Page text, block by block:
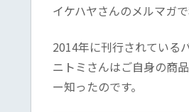
イケハヤさんのメルマガ
2014年に刊行されている
ニトミさんはご自身の商
ー知ったのです。